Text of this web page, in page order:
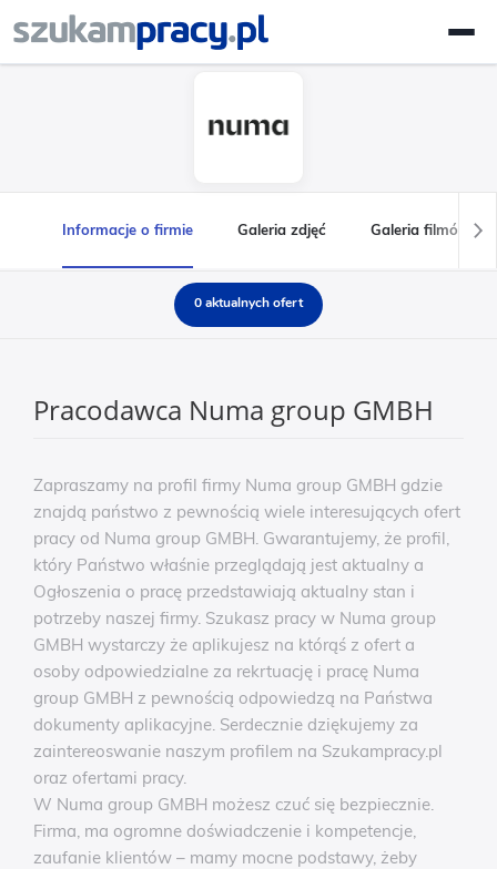
Informacje o firmie Galeria zdjęć Galeria filmów
0 aktualnych ofert
Pracodawca Numa group GMBH
Zapraszamy na profil firmy Numa group GMBH gdzie
znajdą państwo z pewnością wiele interesujących ofert
pracy od Numa group GMBH. Gwarantujemy, że profil,
który Państwo właśnie przeglądają jest aktualny a
Ogłoszenia o pracę przedstawiają aktualny stan i
potrzeby naszej firmy. Szukasz pracy w Numa group
GMBH wystarczy że aplikujesz na którąś z ofert a
osoby odpowiedzialne za rekrtuację i pracę Numa
group GMBH z pewnością odpowiedzą na Państwa
dokumenty aplikacyjne. Serdecznie dziękujemy za
zaintereoswanie naszym profilem na Szukampracy.pl
oraz ofertami pracy.
W Numa group GMBH możesz czuć się bezpiecznie.
Firma, ma ogromne doświadczenie i kompetencje,
zaufanie klientów – mamy mocne podstawy, żeby